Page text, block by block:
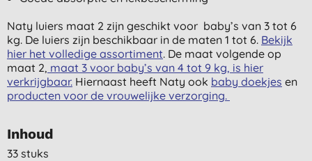
Naty luiers maat 2 zijn geschikt voor baby’s van 3 tot 6
kg. De luiers zijn beschikbaar in de maten 1 tot 6. Bekijk
hier het volledige assortiment. De maat volgende op
maat 2, maat 3 voor baby’s van 4 tot 9 kg, is hier
verkrijgbaar. Hiernaast heeft Naty ook baby doekjes en
producten voor de vrouwelijke verzorging.
Inhoud
33 stuks